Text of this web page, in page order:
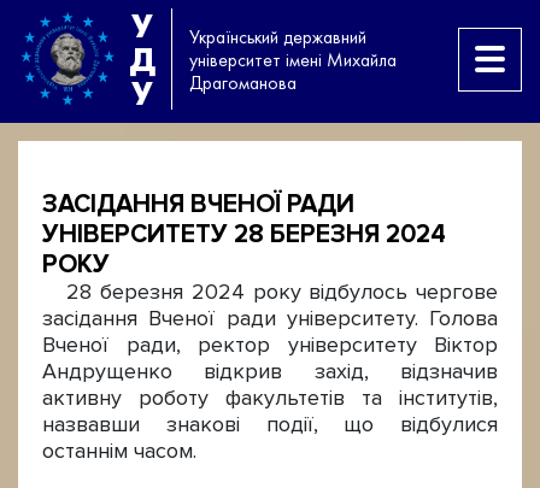
У
Д
У
Український державний
університет імені Михайла
Драгоманова
ЗАСІДАННЯ ВЧЕНОЇ РАДИ
УНІВЕРСИТЕТУ 28 БЕРЕЗНЯ 2024
РОКУ
28 березня 2024 року відбулось чергове
засідання Вченої ради університету. Голова
Вченої ради, ректор університету Віктор
Андрущенко відкрив захід, відзначив
активну роботу факультетів та інститутів,
назвавши знакові події, що відбулися
останнім часом.